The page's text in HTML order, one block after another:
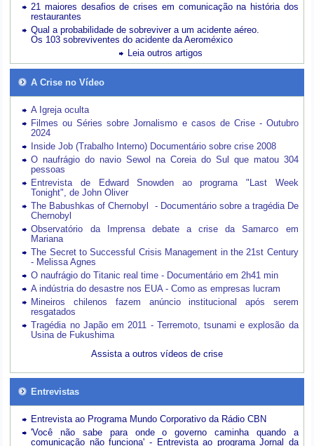
21 maiores desafios de crises em comunicação na história dos
restaurantes
Qual a probabilidade de sobreviver a um acidente aéreo.
Os 103 sobreviventes do acidente da Aeroméxico
Leia outros artigos
A Crise no Vídeo
A Igreja oculta
Filmes ou Séries sobre Jornalismo e casos de Crise - Outubro
2024
Inside Job (Trabalho Interno) Documentário sobre crise 2008
O naufrágio do navio Sewol na Coreia do Sul que matou 304
pessoas
Entrevista de Edward Snowden ao programa "Last Week
Tonight", de John Oliver
The Babushkas of Chernobyl - Documentário sobre a tragédia De
Chernobyl
Observatório da Imprensa debate a crise da Samarco em
Mariana
The Secret to Successful Crisis Management in the 21st Century
- Melissa Agnes
O naufrágio do Titanic real time - Documentário em 2h41 min
A indústria do desastre nos EUA - Como as empresas lucram
Mineiros chilenos fazem anúncio institucional após serem
resgatados
Tragédia no Japão em 2011 - Terremoto, tsunami e explosão da
Usina de Fukushima
Assista a outros vídeos de crise
Entrevistas
Entrevista ao Programa Mundo Corporativo da Rádio CBN
'Você não sabe para onde o governo caminha quando a
comunicação não funciona' - Entrevista ao programa Jornal da